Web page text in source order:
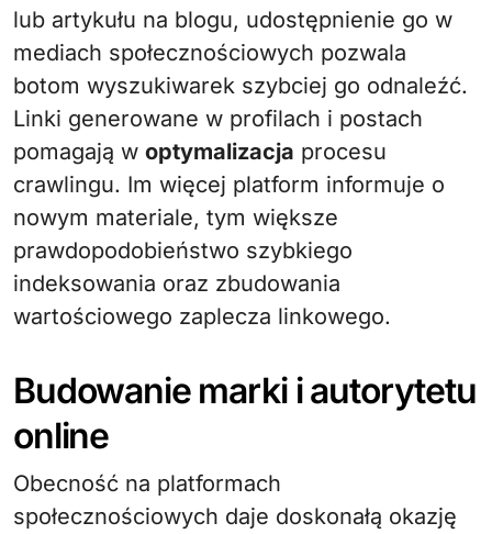
lub artykułu na blogu, udostępnienie go w
mediach społecznościowych pozwala
botom wyszukiwarek szybciej go odnaleźć.
Linki generowane w profilach i postach
pomagają w optymalizacja procesu
crawlingu. Im więcej platform informuje o
nowym materiale, tym większe
prawdopodobieństwo szybkiego
indeksowania oraz zbudowania
wartościowego zaplecza linkowego.
Budowanie marki i autorytetu
online
Obecność na platformach
społecznościowych daje doskonałą okazję